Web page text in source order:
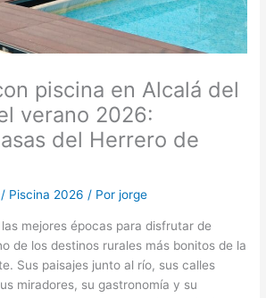
piscina en Alcalá del
verano 2026:
del Herrero de
/ Piscina 2026 / Porjorge
mejores épocas para disfrutar de
de los destinos rurales más bonitos de la
Sus paisajes junto al río, sus calles
miradores, su gastronomía y su